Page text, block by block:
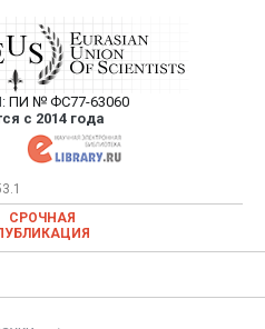
Союз Ученых —
статей в
журнале
ПИ № ФС77-63060
с 2014 года
публикация научных статей в
научном журнале
СРОЧНАЯ